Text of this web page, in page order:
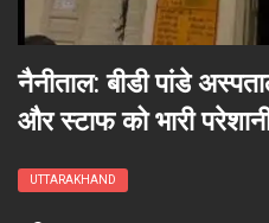
नैनीताल: बीडी पांडे
और स्टाफ को भारी
UTTARAKHAND